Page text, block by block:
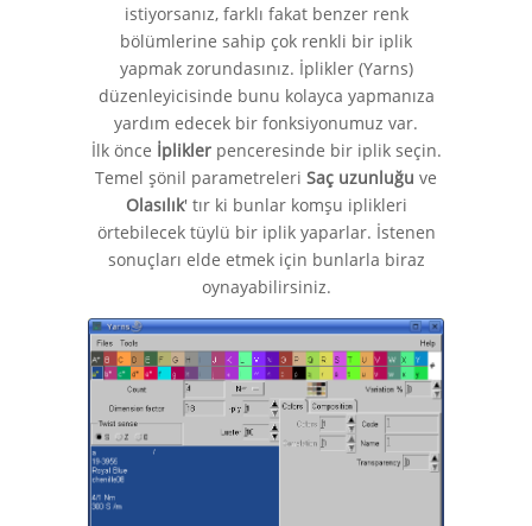
istiyorsanız, farklı fakat benzer renk
bölümlerine sahip çok renkli bir iplik
yapmak zorundasınız. İplikler (Yarns)
düzenleyicisinde bunu kolayca yapmanıza
yardım edecek bir fonksiyonumuz var.
İlk önce İpliklerpenceresinde bir iplik seçin.
Temel şönil parametreleri Saç uzunluğu ve
Olasılık' tır ki bunlar komşu iplikleri
örtebilecek tüylü bir iplik yaparlar. İstenen
sonuçları elde etmek için bunlarla biraz
oynayabilirsiniz.